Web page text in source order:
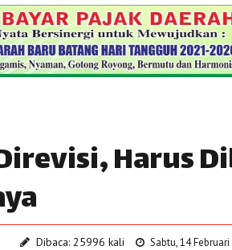
Harus
Dibaca: 25996 kali Sabtu, 14